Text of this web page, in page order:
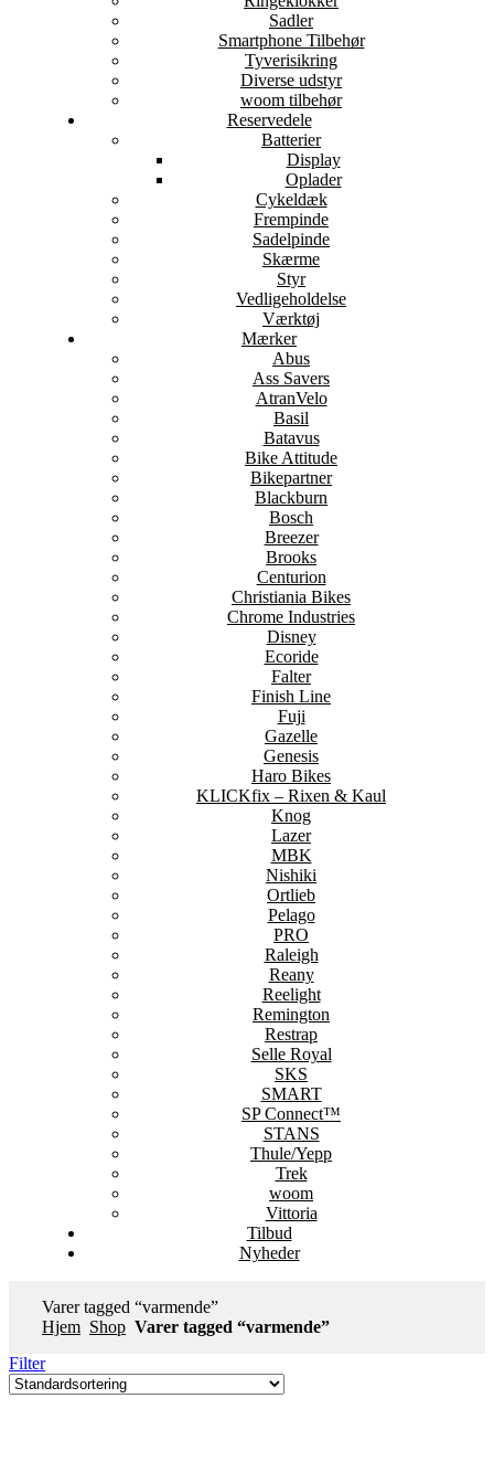
Sadler
Smartphone Tilbehør
Tyverisikring
Diverse udstyr
woom tilbehør
Reservedele
Batterier
Display
Oplader
Cykeldæk
Frempinde
Sadelpinde
Skærme
Styr
Vedligeholdelse
Værktøj
Mærker
Abus
Ass Savers
AtranVelo
Basil
Batavus
Bike Attitude
Bikepartner
Blackburn
Bosch
Breezer
Brooks
Centurion
Christiania Bikes
Chrome Industries
Disney
Ecoride
Falter
Finish Line
Fuji
Gazelle
Genesis
Haro Bikes
KLICKfix – Rixen & Kaul
Knog
Lazer
MBK
Nishiki
Ortlieb
Pelago
PRO
Raleigh
Reany
Reelight
Remington
Restrap
Selle Royal
SKS
SMART
SP Connect™
STANS
Thule/Yepp
Trek
woom
Vittoria
Tilbud
Nyheder
Varer tagged “varmende”
Hjem Shop Varer tagged “varmende”
Filter